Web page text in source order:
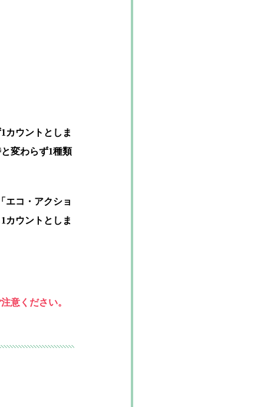
カウントとしま
変わらず1種類
エコ・アクショ
カウントとしま
意ください。